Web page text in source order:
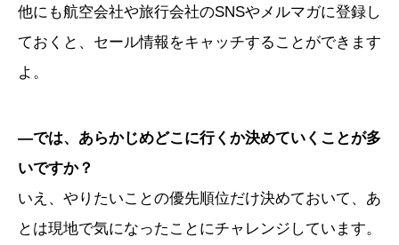
他にも航空会社や旅行会社のSNSやメルマガに登録し
ておくと、セール情報をキャッチすることができます
よ。
―では、あらかじめどこに行くか決めていくことが多
いですか？
いえ、やりたいことの優先順位だけ決めておいて、あ
とは現地で気になったことにチャレンジしています。